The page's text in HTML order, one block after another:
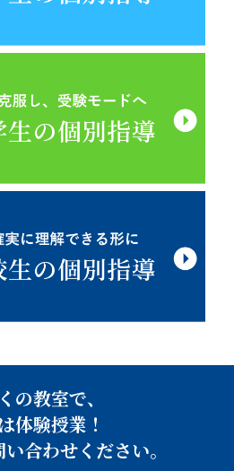
の教室で、
体験授業！
合わせください。